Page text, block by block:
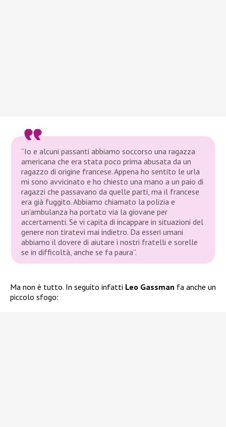
“Io e alcuni passanti abbiamo soccorso una ragazza
americana che era stata poco prima abusata da un
ragazzo di origine francese. Appena ho sentito le urla
mi sono avvicinato e ho chiesto una mano a un paio di
ragazzi che passavano da quelle parti, ma il francese
era già fuggito. Abbiamo chiamato la polizia e
un’ambulanza ha portato via la giovane per
accertamenti. Se vi capita di incappare in situazioni del
genere non tiratevi mai indietro. Da esseri umani
abbiamo il dovere di aiutare i nostri fratelli e sorelle
se in difficoltà, anche se fa paura”.
Ma non è tutto. In seguito infatti Leo Gassman fa anche un
piccolo sfogo: